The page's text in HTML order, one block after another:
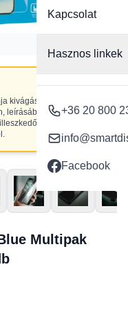
Kapcsolat
Hasznos linkek
+36 20 800
Facebook
kivágásaival, NE
leírásában szereplő
Multipak